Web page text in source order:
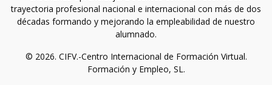
trayectoria profesional nacional e internacional con más de dos
décadas formando y mejorando la empleabilidad de nuestro
alumnado.
© 2026. CIFV.-Centro Internacional de Formación Virtual.
Formación y Empleo, SL.